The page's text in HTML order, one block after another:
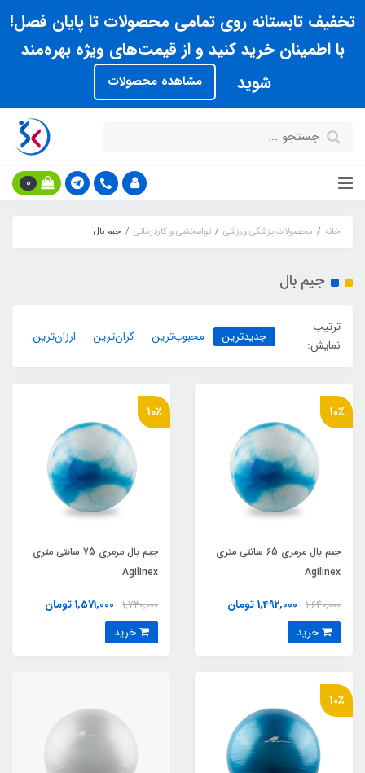
تخفیف تابستانه روی تمامی محصولات تا پایان فصل!
با اطمینان خرید کنید و از قیمت‌های ویژه بهره‌مند
شوید
مشاهده محصولات
0
خانه محصولات پزشکی-ورزشی توانبخشی و کاردرمانی جیم بال
جیم بال
ترتیب
نمایش:
جدیدترین محبوب‌ترین گران‌ترین ارزان‌ترین
10٪
جيم بال مرمري 65 سانتي متري
Agilinex
1,640,000 1,492,000 تومان
10٪
جيم بال مرمري 75 سانتي متري
Agilinex
1,730,000 1,571,000 تومان
10٪